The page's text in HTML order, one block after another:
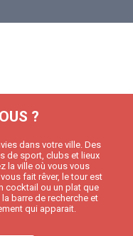
?
dans votre ville. Des
de sport, clubs et lieux
la ville où vous vous
fait rêver, le tour est
cocktail ou un plat que
barre de recherche et
qui apparait.